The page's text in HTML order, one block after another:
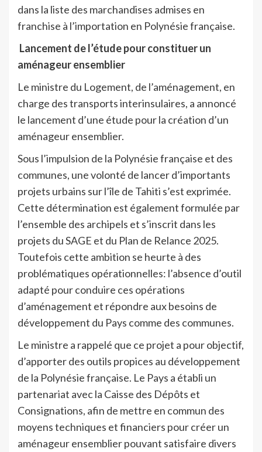
dans la liste des marchandises admises en
franchise à l’importation en Polynésie française.
Lancement de l’étude pour constituer un
aménageur ensemblier
Le ministre du Logement, de l’aménagement, en
charge des transports interinsulaires, a annoncé
le lancement d’une étude pour la création d’un
aménageur ensemblier.
Sous l’impulsion de la Polynésie française et des
communes, une volonté de lancer d’importants
projets urbains sur l’île de Tahiti s’est exprimée.
Cette détermination est également formulée par
l’ensemble des archipels et s’inscrit dans les
projets du SAGE et du Plan de Relance 2025.
Toutefois cette ambition se heurte à des
problématiques opérationnelles: l’absence d’outil
adapté pour conduire ces opérations
d’aménagement et répondre aux besoins de
développement du Pays comme des communes.
Le ministre a rappelé que ce projet a pour objectif,
d’apporter des outils propices au développement
de la Polynésie française. Le Pays a établi un
partenariat avec la Caisse des Dépôts et
Consignations, afin de mettre en commun des
moyens techniques et financiers pour créer un
aménageur ensemblier pouvant satisfaire divers